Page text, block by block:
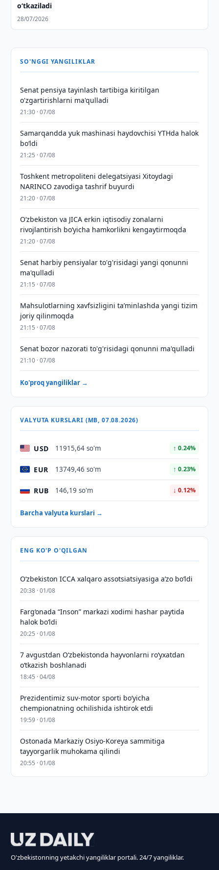
o‘tkaziladi
28/07/2026
SO'NGGI YANGILIKLAR
Senat pensiya tayinlash tartibiga kiritilgan
o'zgartirishlarni ma'qulladi
21:30 · 07/08
Samarqandda yuk mashinasi haydovchisi YTHda halok
bo‘ldi
21:25 · 07/08
Toshkent metropoliteni delegatsiyasi Xitoydagi
NARINCO zavodiga tashrif buyurdi
21:20 · 07/08
Oʻzbekiston va JICA erkin iqtisodiy zonalarni
rivojlantirish boʻyicha hamkorlikni kengaytirmoqda
21:20 · 07/08
Senat harbiy pensiyalar to'g'risidagi yangi qonunni
ma'qulladi
21:15 · 07/08
Mahsulotlarning xavfsizligini taʼminlashda yangi tizim
joriy qilinmoqda
21:15 · 07/08
Senat bozor nazorati to'g'risidagi qonunni ma'qulladi
21:10 · 07/08
Ko'proq yangiliklar →
VALYUTA KURSLARI (MB, 07.08.2026)
USD 11915,64 so'm ↑ 0.24%
EUR 13749,46 so'm ↑ 0.23%
RUB 146,19 so'm ↓ 0.12%
Barcha valyuta kurslari →
ENG KO'P O'QILGAN
O‘zbekiston ICCA xalqaro assotsiatsiyasiga aʼzo bo‘ldi
20:38 · 01/08
Farg‘onada “Inson” markazi xodimi hashar paytida
halok bo‘ldi
20:25 · 01/08
7 avgustdan O‘zbekistonda hayvonlarni ro‘yxatdan
o‘tkazish boshlanadi
18:45 · 04/08
Prezidentimiz suv-motor sporti bo‘yicha
chempionatning ochilishida ishtirok etdi
19:59 · 01/08
Ostonada Markaziy Osiyo-Koreya sammitiga
tayyorgarlik muhokama qilindi
20:55 · 01/08
O'zbekistonning yetakchi yangiliklar portali. 24/7 yangiliklar.